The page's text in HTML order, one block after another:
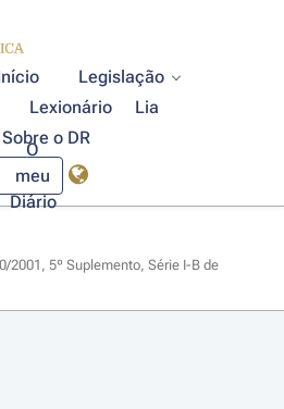
Legislação
Lexionário
Lia
Sobre o DR
O
meu
Diário
2001, 5º Suplemento, Série I-B de